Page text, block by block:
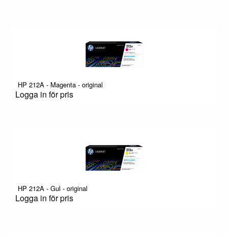
HP 212A - Magenta - original
Logga in för pris
HP 212A - Gul - original
Logga in för pris